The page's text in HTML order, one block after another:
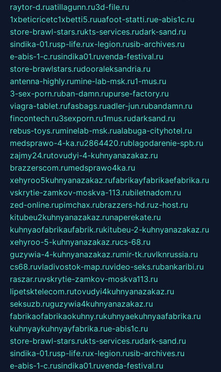
raytor-d.ruatillagunn.ru3d-file.ru
1xbeticricetc1xbetti5.ruuafoot-statti.rue-abis1c.ru
store-brawl-stars.rukts-services.rudark-sand.ru
sindika-01.rusp-life.rux-legion.rusib-archives.ru
e-abis-1-c.rusindika01.ruvenda-festival.ru
store-brawlstars.rudooraleksandria.ru
antenna-highly.rumine-lab-msk.ru1-mus.ru
3-sex-porn.ruban-damn.rupurse-factory.ru
viagra-tablet.rufasbags.ruadler-jun.rubandamn.ru
fincontech.ru3sexporn.ru1mus.rudarksand.ru
rebus-toys.ruminelab-msk.rualabuga-cityhotel.ru
medsprawo-4-ka.ru2864420.rublagodarenie-spb.ru
zajmy24.rutovudyi-4-kuhnyanazakaz.ru
brazzerscom.rumedsprawo4ka.ru
xehyroo5kuhnyanazakaz.rufabrikayfabrikaefabrika.ru
vskrytie-zamkov-moskva-113.rubiletnadom.ru
zed-online.rupimchax.rubrazzers-hd.ruz-host.ru
kitubeu2kuhnyanazakaz.runaperekate.ru
kuhnyaofabrikaufabrik.rukitubeu-2-kuhnyanazakaz.ru
xehyroo-5-kuhnyanazakaz.rucs-68.ru
guzywia-4-kuhnyanazakaz.rumir-tk.ruvlknrussia.ru
cs68.ruvladivostok-map.ruvideo-seks.rubankaribi.ru
raszar.ruvskrytie-zamkov-moskva113.ru
lipetsktelecom.rutovudyi4kuhnyanazakaz.ru
seksuzb.ruguzywia4kuhnyanazakaz.ru
fabrikaofabrikaokuhny.rukuhnyaekuhnyaafabrika.ru
kuhnyaykuhnyayfabrika.rue-abis1c.ru
store-brawl-stars.rukts-services.rudark-sand.ru
sindika-01.rusp-life.rux-legion.rusib-archives.ru
e-abis-1-c.rusindika01.ruvenda-festival.ru